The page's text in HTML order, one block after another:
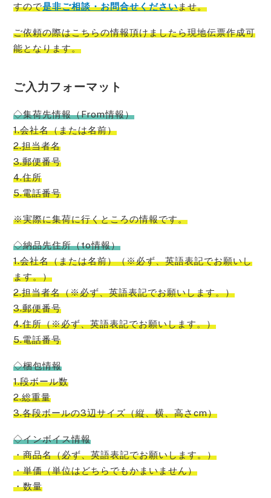
すので是非ご相談・お問合せくださいませ。
ご依頼の際はこちらの情報頂けましたら現地伝票作成可
能となります。
ご入力フォーマット
◇集荷先情報（From情報）
1.会社名（または名前）
2.担当者名
3.郵便番号
4.住所
5.電話番号
※実際に集荷に行くところの情報です。
◇納品先住所（to情報）
1.会社名（または名前）（※必ず、英語表記でお願いし
ます。）
2.担当者名（※必ず、英語表記でお願いします。）
3.郵便番号
4.住所（※必ず、英語表記でお願いします。）
5.電話番号
◇梱包情報
1.段ボール数
2.総重量
3.各段ボールの3辺サイズ（縦、横、高さcm）
◇インボイス情報
・商品名（必ず、英語表記でお願いします。）
・単価（単位はどちらでもかまいません）
・数量